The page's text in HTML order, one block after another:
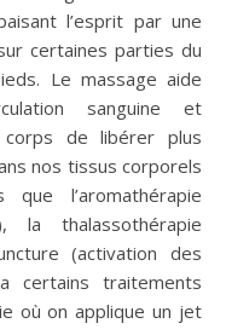
l’esprit par une
certaines parties du
Le massage aide
sanguine et
de libérer plus
nos tissus corporels
l’aromathérapie
la thalassothérapie
(activation des
certains traitements
où on applique un jet